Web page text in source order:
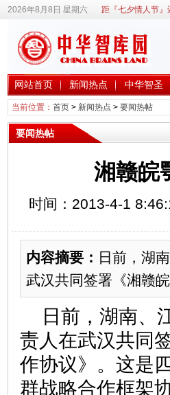
2026年8月8日 星期六 距『七夕情人节』
网站首页 新闻热点 中华智圣
当前位置： 首页> 新闻热点 > 要闻热帖
要闻热帖
湘赣皖
时间：2013-4-1
内容摘要： 日前，湖
武汉共同签署《湘赣
日前，湖南、
责人在武汉共同
作协议》。这是
群战略合作框架